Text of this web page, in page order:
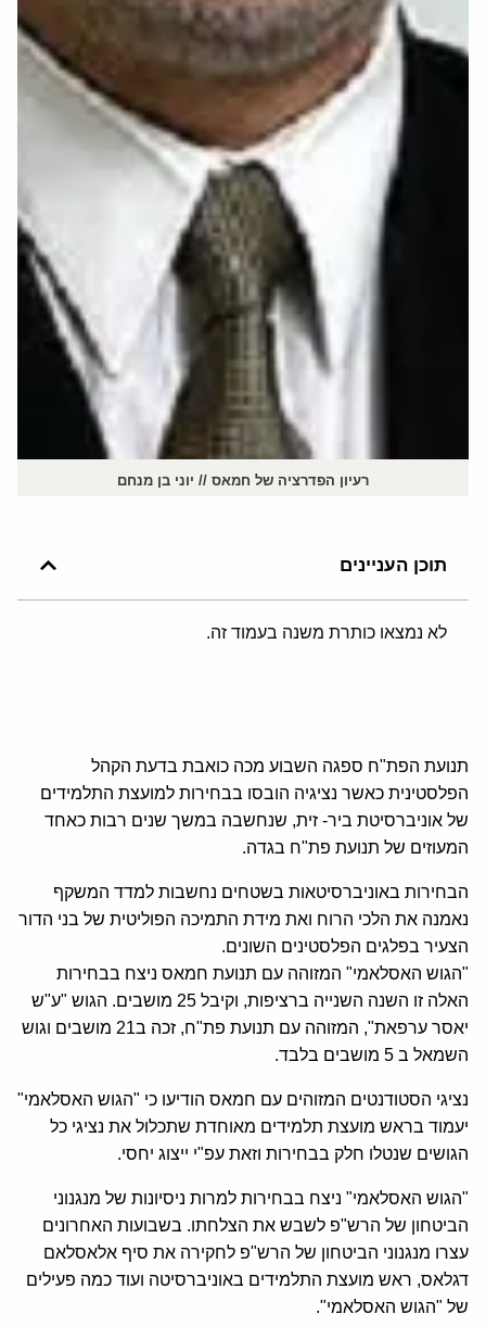
רעיון הפדרציה של חמאס // יוני בן מנחם
תוכן העניינים
לא נמצאו כותרת משנה בעמוד זה.
תנועת הפת"ח ספגה השבוע מכה כואבת בדעת הקהל
הפלסטינית כאשר נציגיה הובסו בבחירות למועצת התלמידים
של אוניברסיטת ביר- זית, שנחשבה במשך שנים רבות כאחד
המעוזים של תנועת פת"ח בגדה.
הבחירות באוניברסיטאות בשטחים נחשבות למדד המשקף
נאמנה את הלכי הרוח ואת מידת התמיכה הפוליטית של בני הדור
הצעיר בפלגים הפלסטינים השונים.
"הגוש האסלאמי" המזוהה עם תנועת חמאס ניצח בבחירות
האלה זו השנה השנייה ברציפות, וקיבל 25 מושבים. הגוש "ע"ש
יאסר ערפאת", המזוהה עם תנועת פת"ח, זכה ב21 מושבים וגוש
השמאל ב 5 מושבים בלבד.
נציגי הסטודנטים המזוהים עם חמאס הודיעו כי "הגוש האסלאמי"
יעמוד בראש מועצת תלמידים מאוחדת שתכלול את נציגי כל
הגושים שנטלו חלק בבחירות וזאת עפ"י ייצוג יחסי.
"הגוש האסלאמי" ניצח בבחירות למרות ניסיונות של מנגנוני
הביטחון של הרש"פ לשבש את הצלחתו. בשבועות האחרונים
עצרו מנגנוני הביטחון של הרש"פ לחקירה את סיף אלאסלאם
דגלאס, ראש מועצת התלמידים באוניברסיטה ועוד כמה פעילים
של "הגוש האסלאמי".